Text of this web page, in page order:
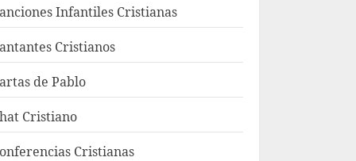
Infantiles Cristianas
Cristianos
de Pablo
Cristiano
Cristianas